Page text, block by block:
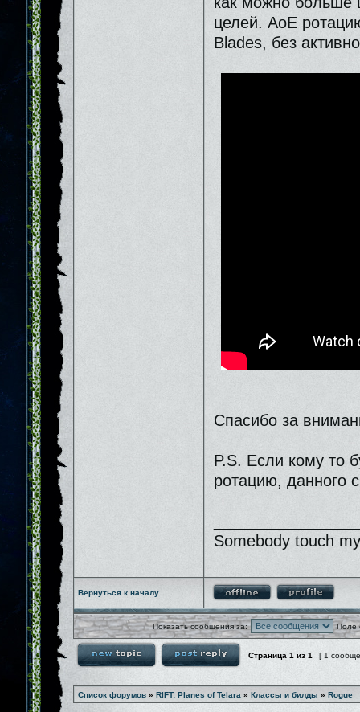
целей. АоЕ
Blades, без
Спасибо за
P.S. Если кому то
ротацию, данного
Somebody touch
Вернуться к началу
Показать сообщения за: Поле
Страница 1 из 1 [ 1
Список форумов » RIFT: Planes of Telara » Классы и билды » Rogue